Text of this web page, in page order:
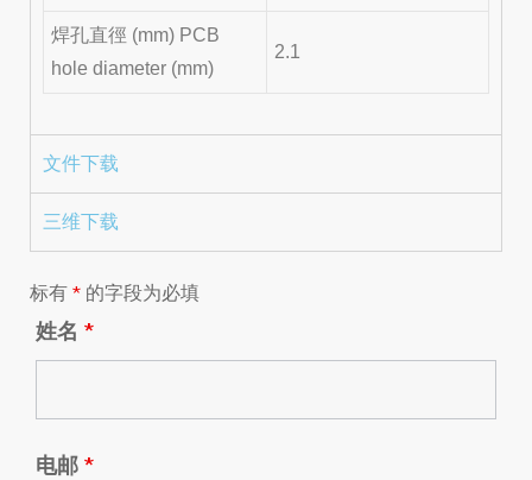
焊孔直徑 (mm) PCB
hole diameter (mm)
2.1
文件下载
三维下载
标有 * 的字段为必填
姓名 *
电邮 *